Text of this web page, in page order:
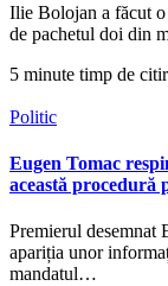
Ilie Bolojan a făcut o
de pachetul doi din
5 minute timp de
Politic
Eugen Tomac
această procedură
Premierul desemnat
apariția unor
mandatul…